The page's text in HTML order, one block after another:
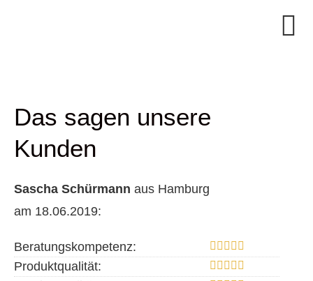
Das sagen unsere
Kunden
Sascha Schürmann aus Hamburg
am 18.06.2019:
Beratungskompetenz:
Produktqualität: